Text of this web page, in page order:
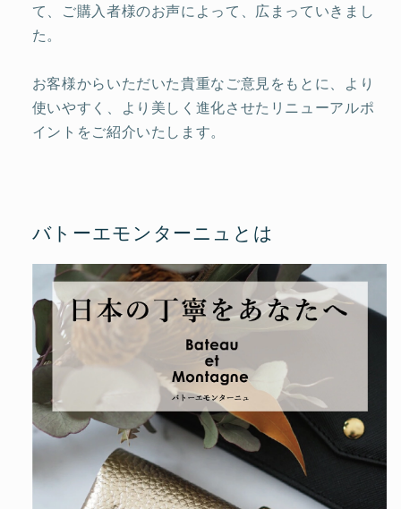
量
ら
す
量
や
す
て、ご購入者様のお声によって、広まっていきまし
た。
お客様からいただいた貴重なご意見をもとに、より
使いやすく、より美しく進化させたリニューアルポ
イントをご紹介いたします。
バトーエモンターニュとは